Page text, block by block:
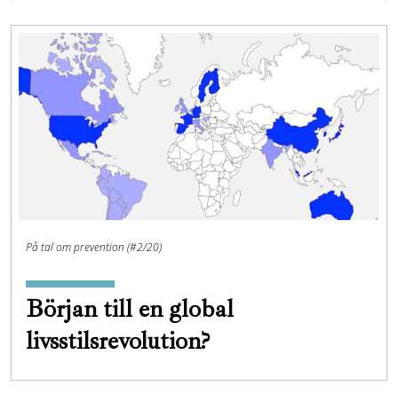
På tal om prevention (#2/20)
Början till en global
livsstilsrevolution?